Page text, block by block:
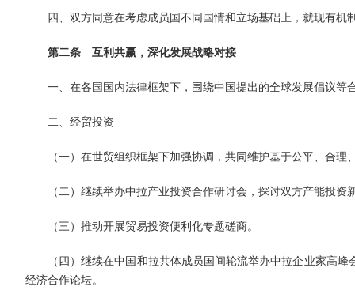
四、双方同意在考虑成员国不同国情和立场基础上，就现有
第二条 互利共赢，深化发展战略对接
一、在各国国内法律框架下，围绕中国提出的全球发展倡议
二、经贸投资
（一）在世贸组织框架下加强协调，共同维护基于公平、合
（二）继续举办中拉产业投资合作研讨会，探讨双方产能投资
（三）推动开展贸易投资便利化专题磋商。
（四）继续在中国和拉共体成员国间轮流举办中拉企业家高
经济合作论坛。